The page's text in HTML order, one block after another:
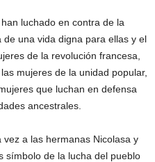
luchado en contra de la
una vida digna para ellas y el
de la revolución francesa,
mujeres de la unidad popular,
que luchan en defensa
ancestrales.
a las hermanas Nicolasa y
símbolo de la lucha del pueblo